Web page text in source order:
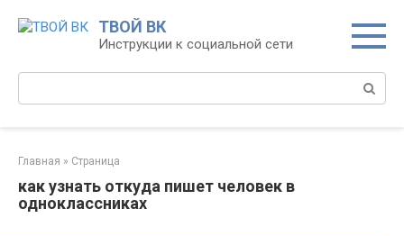
ТВОЙ ВК
Инструкции к социальной сети
Главная » Страница
как узнать откуда пишет человек в
одноклассниках